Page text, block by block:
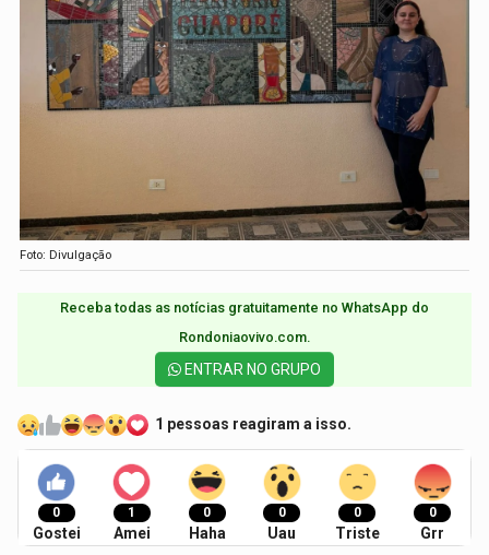
Foto: Divulgação
Receba todas as notícias gratuitamente no WhatsApp do
Rondoniaovivo.com.​
ENTRAR NO GRUPO
1 pessoas reagiram a isso.
0
Gostei
1
Amei
0
Haha
0
Uau
0
Triste
0
Grr